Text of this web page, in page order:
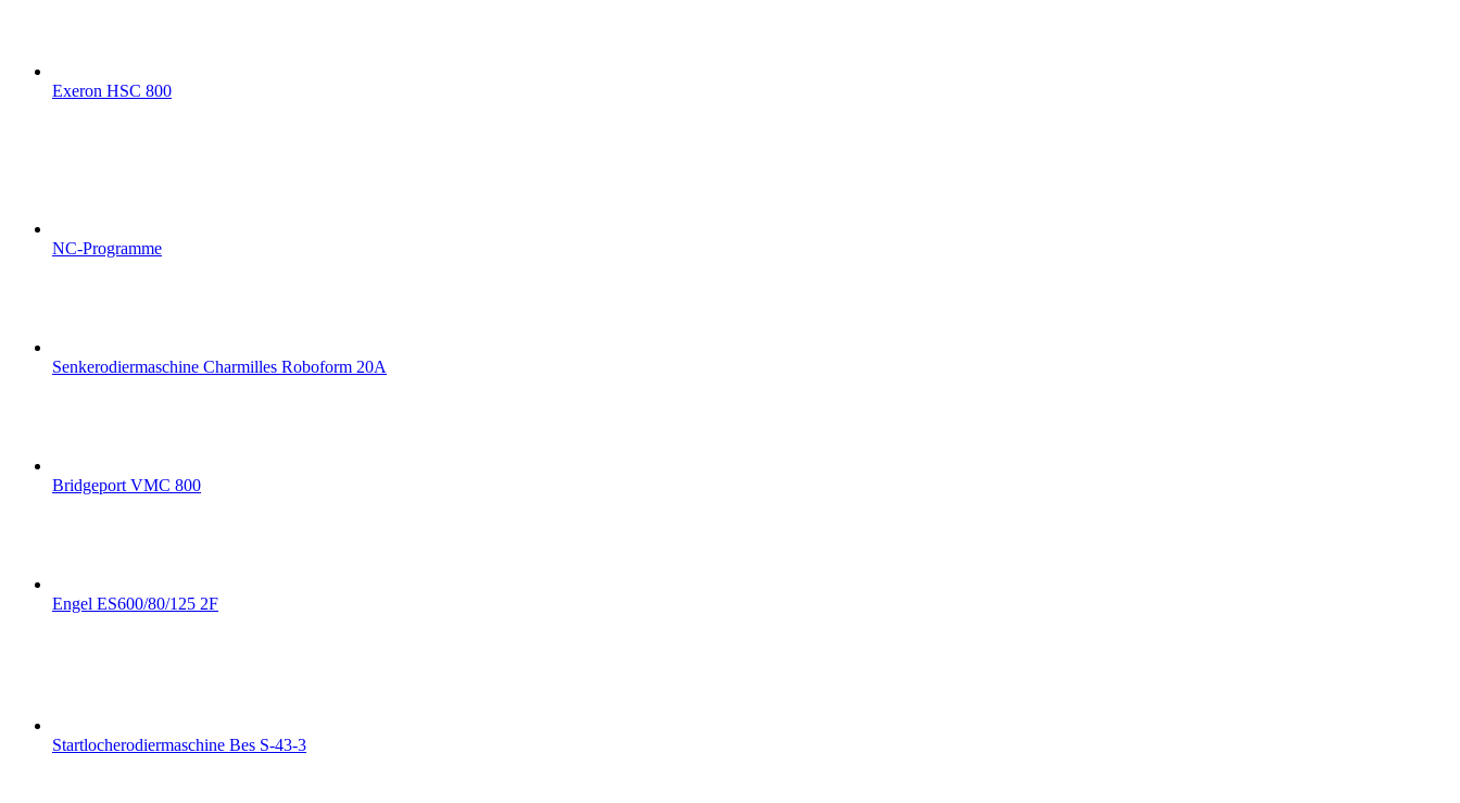
Exeron HSC 800
NC-Programme
Senkerodiermaschine Charmilles Roboform 20A
Bridgeport VMC 800
Engel ES600/80/125 2F
Startlocherodiermaschine Bes S-43-3